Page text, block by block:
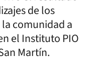
de los
comunidad a
el Instituto PIO
Martín.